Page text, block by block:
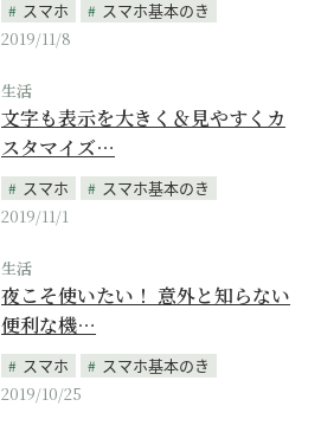
スマホ
スマホ基本のき
2019/11/8
生活
文字も表示を大きく＆見やすくカ
スタマイズ…
スマホ
スマホ基本のき
2019/11/1
生活
夜こそ使いたい！ 意外と知らない
便利な機…
スマホ
スマホ基本のき
2019/10/25